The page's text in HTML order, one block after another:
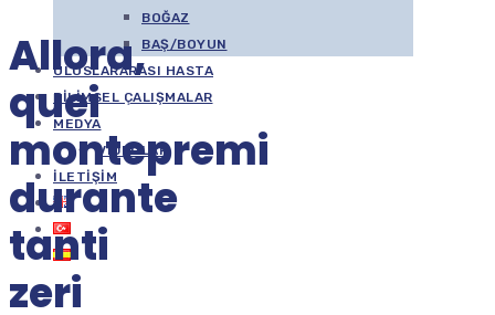
BOĞAZ
BAŞ/BOYUN
ULUSLARARASI HASTA
BILIMSEL ÇALIŞMALAR
MEDYA
VIDEOLAR
İLETIŞIM
Allora,
quei
montepremi
durante
tanti
zeri